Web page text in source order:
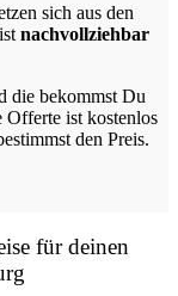
sich aus den
nachvollziehbar
die bekommst Du
Offerte ist kostenlos
den Preis.
für deinen